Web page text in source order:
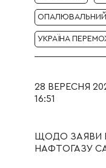
УКРАЇНА
28 ВЕРЕСНЯ
16:51
ЩОДО ЗАЯВИ
НАФТОГАЗУ